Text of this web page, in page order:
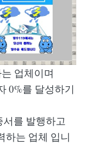
업체이며
0%를 달성하기
서를 발행하고
하는 업체 입니